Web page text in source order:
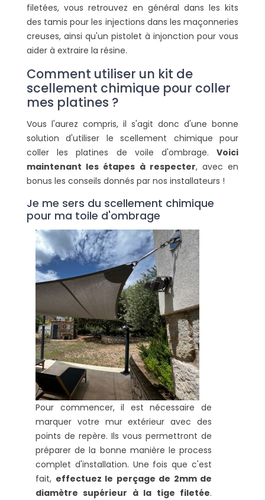
filetées, vous retrouvez en général dans les kits
des tamis pour les injections dans les maçonneries
creuses, ainsi qu'un pistolet à injonction pour vous
aider à extraire la résine.
Comment utiliser un kit de
scellement chimique pour coller
mes platines ?
Vous l'aurez compris, il s'agit donc d'une bonne
solution d'utiliser le scellement chimique pour
coller les platines de voile d'ombrage. Voici
maintenant les étapes à respecter, avec en
bonus les conseils donnés par nos installateurs !
Je me sers du scellement chimique
pour ma toile d'ombrage
Pour commencer, il est nécessaire de
marquer votre mur extérieur avec des
points de repère. Ils vous permettront de
préparer de la bonne manière le process
complet d'installation. Une fois que c'est
fait, effectuez le perçage de 2mm de
diamètre supérieur à la tige filetée.